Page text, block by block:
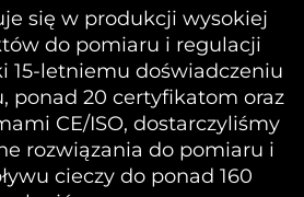
się w produkcji wysokiej
do pomiaru i regulacji
15-letniemu doświadczeniu
ponad 20 certyfikatom oraz
CE/ISO, dostarczyliśmy
rozwiązania do pomiaru i
cieczy do ponad 160